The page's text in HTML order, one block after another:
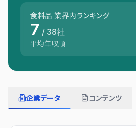
食料品 業界内ランキング
7 / 38社
平均年収順
企業データ コンテンツ